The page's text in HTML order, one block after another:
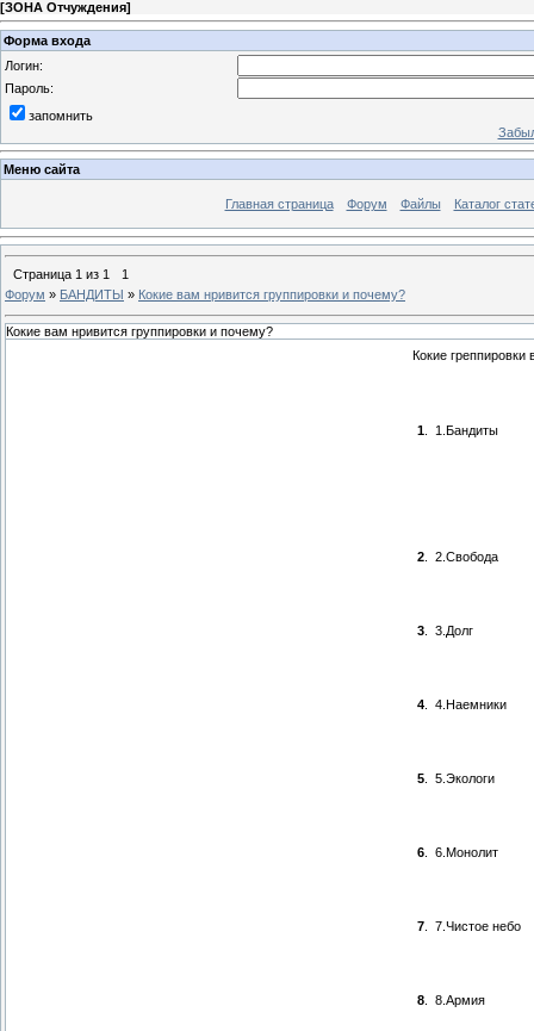
[ЗОНА Отчуждения]
Форма входа
Логин:
Пароль:
запомнить
Меню сайта
Главная страница Форум Файлы Каталог
Страница 1 из 1
1
Форум » БАНДИТЫ » Кокие вам нривится группировки и почему?
Кокие вам нривится группировки и почему?
Кокие греппировки
1. 1.Бандиты
2. 2.Свобода
3. 3.Долг
4. 4.Наемники
5. 5.Экологи
6. 6.Монолит
7. 7.Чистое небо
8. 8.Армия